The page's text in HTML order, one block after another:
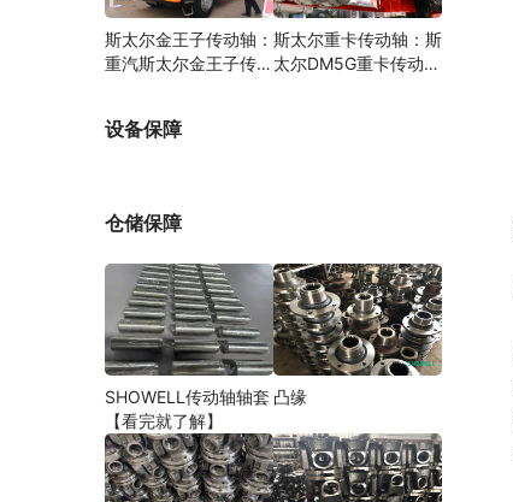
斯太尔金王子传动轴：
重汽斯太尔金王子传动
斯太尔重卡传动轴：斯
太尔DM5G重卡传动轴
设备保障
仓储保障
SHOWELL传动轴轴套
【看完就了解】
凸缘